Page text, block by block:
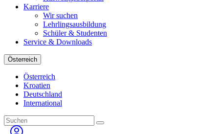
Karriere
Wir suchen
Lehrlingsausbildung
Schüler & Studenten
Service & Downloads
Österreich
Österreich
Kroatien
Deutschland
International